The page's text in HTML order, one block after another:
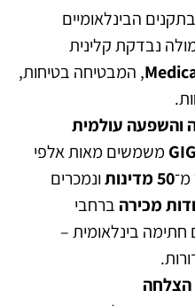
הבינלאומיים
נבדקת קלינית
, המבטיחה בטיחות,
והשפעה עולמית
משמשים מאות אלפי
מ־50 מדינות
ונמכרים
ברחבי
חתימה בינלאומית –
הצלחה